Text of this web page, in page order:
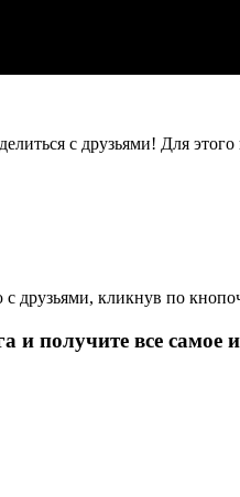
с друзьями! Для
с друзьями, кликнув по
и получите все самое